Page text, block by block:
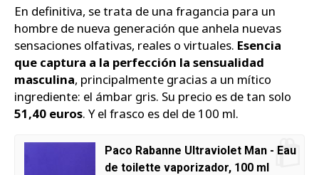
En definitiva, se trata de una fragancia para un
hombre de nueva generación que anhela nuevas
sensaciones olfativas, reales o virtuales. Esencia
que captura a la perfección la sensualidad
masculina, principalmente gracias a un mítico
ingrediente: el ámbar gris. Su precio es de tan solo
51,40 euros. Y el frasco es del de 100 ml.
Paco Rabanne Ultraviolet Man - Eau
de toilette vaporizador, 100 ml